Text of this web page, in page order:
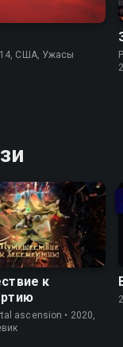
США, Ужасы
к
ascension • 2020,